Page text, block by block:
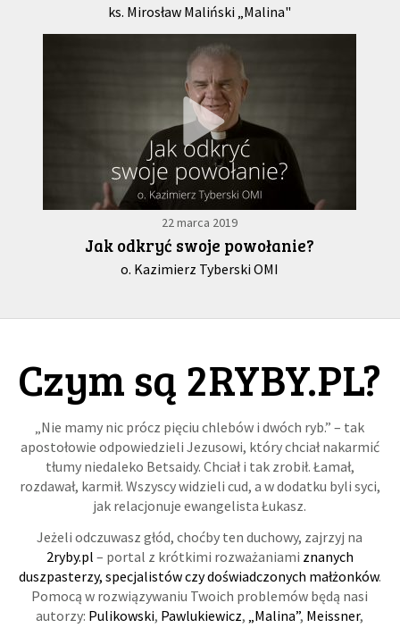
ks. Mirosław Maliński „Malina"
22 marca 2019
Jak odkryć swoje powołanie?
o. Kazimierz Tyberski OMI
Czym są 2RYBY.PL?
„Nie mamy nic prócz pięciu chlebów i dwóch ryb.” – tak
apostołowie odpowiedzieli Jezusowi, który chciał nakarmić
tłumy niedaleko Betsaidy. Chciał i tak zrobił. Łamał,
rozdawał, karmił. Wszyscy widzieli cud, a w dodatku byli syci,
jak relacjonuje ewangelista Łukasz.
Jeżeli odczuwasz głód, choćby ten duchowy, zajrzyj na
2ryby.pl – portal z krótkimi rozważaniami znanych
duszpasterzy, specjalistów czy doświadczonych małżonków.
Pomocą w rozwiązywaniu Twoich problemów będą nasi
autorzy: Pulikowski, Pawlukiewicz, „Malina”, Meissner,